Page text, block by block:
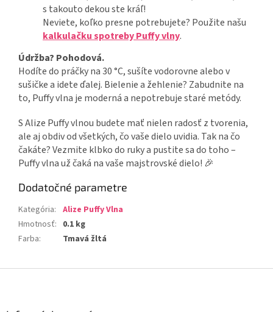
s takouto dekou ste kráľ!
Neviete, koľko presne potrebujete? Použite našu
kalkulačku spotreby Puffy vlny.
Údržba? Pohodová.
Hodíte do práčky na 30 °C, sušíte vodorovne alebo v
sušičke a idete ďalej. Bielenie a žehlenie? Zabudnite na
to, Puffy vlna je moderná a nepotrebuje staré metódy.
S Alize Puffy vlnou budete mať nielen radosť z tvorenia,
ale aj obdiv od všetkých, čo vaše dielo uvidia. Tak na čo
čakáte? Vezmite klbko do ruky a pustite sa do toho –
Puffy vlna už čaká na vaše majstrovské dielo! 🎉
Dodatočné parametre
Kategória: Alize Puffy Vlna
Hmotnosť: 0.1 kg
Farba: Tmavá žltá